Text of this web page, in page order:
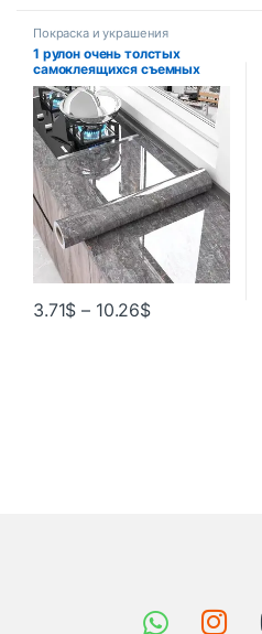
Покраска и украшения
1 рулон очень толстых
самоклеящихся съемных
наклеек на стену
3.71$ – 10.26$